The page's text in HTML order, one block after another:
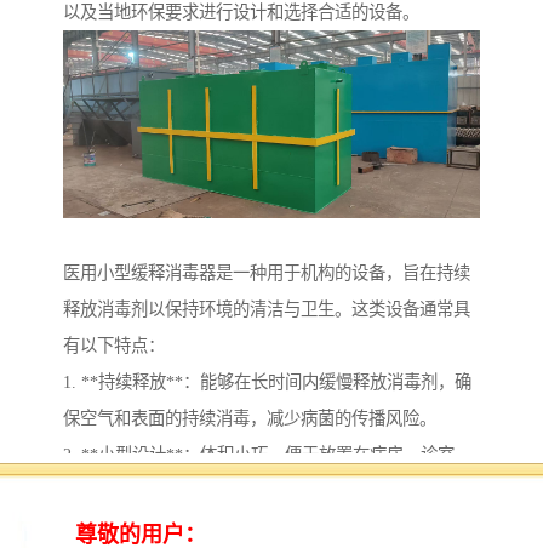
以及当地环保要求进行设计和选择合适的设备。
医用小型缓释消毒器是一种用于机构的设备，旨在持续
释放消毒剂以保持环境的清洁与卫生。这类设备通常具
有以下特点：
1. **持续释放**：能够在长时间内缓慢释放消毒剂，确
保空气和表面的持续消毒，减少病菌的传播风险。
2. **小型设计**：体积小巧，便于放置在病房、诊室、
3. **安全性**：设计上考虑到医用环境的特殊需求，所